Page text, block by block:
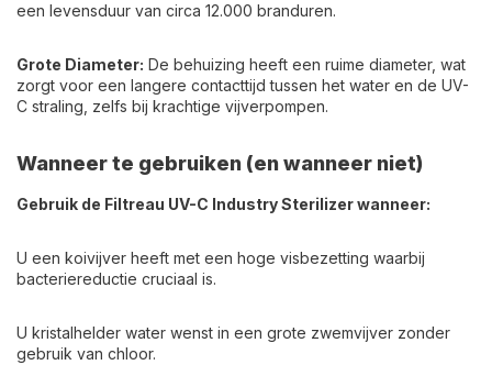
een levensduur van circa 12.000 branduren.
Grote Diameter: De behuizing heeft een ruime diameter, wat
zorgt voor een langere contacttijd tussen het water en de UV-
C straling, zelfs bij krachtige vijverpompen.
Wanneer te gebruiken (en wanneer niet)
Gebruik de Filtreau UV-C Industry Sterilizer wanneer:
U een koivijver heeft met een hoge visbezetting waarbij
bacteriereductie cruciaal is.
U kristalhelder water wenst in een grote zwemvijver zonder
gebruik van chloor.